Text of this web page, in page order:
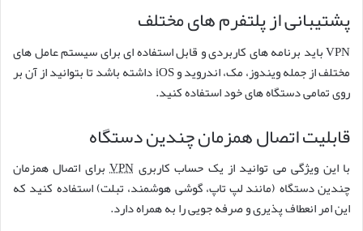
پشتیبانی از پلتفرم های مختلف
VPN باید برنامه های کاربردی و قابل استفاده ای برای سیستم عامل های
مختلف از جمله ویندوز، مک، اندروید و iOS داشته باشد تا بتوانید از آن بر
روی تمامی دستگاه های خود استفاده کنید.
قابلیت اتصال همزمان چندین دستگاه
با این ویژگی می توانید از یک حساب کاربری VPNبرای اتصال همزمان
چندین دستگاه (مانند لپ تاپ، گوشی هوشمند، تبلت) استفاده کنید که
این امر انعطاف پذیری و صرفه جویی را به همراه دارد.